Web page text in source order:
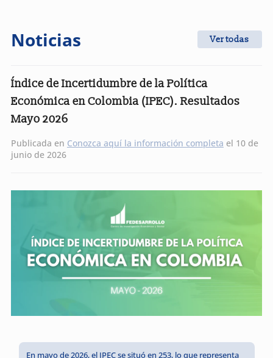
Noticias Ver todas
Índice de Incertidumbre de la Política
Económica en Colombia (IPEC). Resultados
Mayo 2026
Publicada en Conozca aquí la información completa el 10 de
junio de 2026
En mayo de 2026, el IPEC se situó en 253, lo que representa